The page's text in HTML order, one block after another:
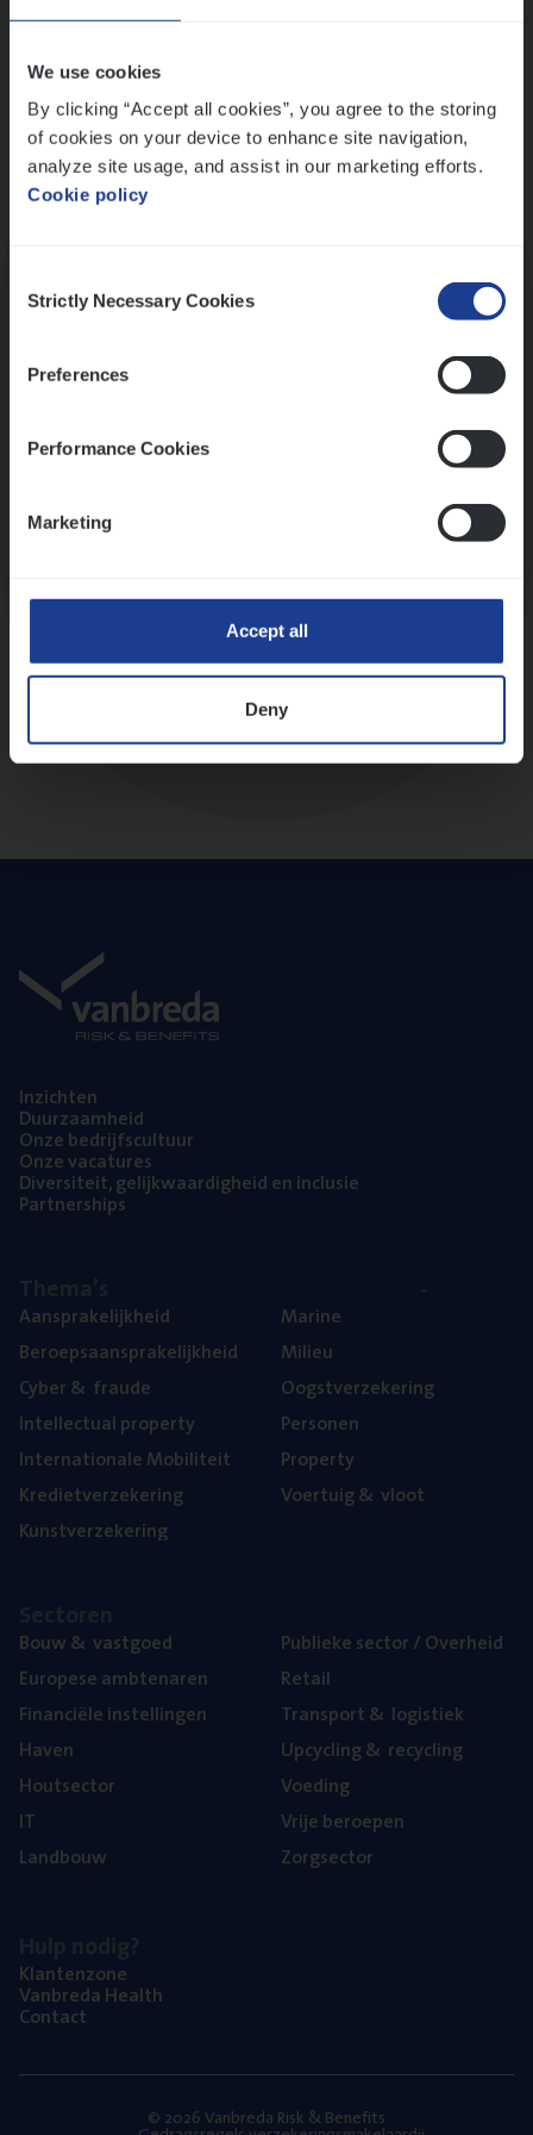
We use cookies
By clicking “Accept all cookies”, you agree to the storing
of cookies on your device to enhance site navigation,
analyze site usage, and assist in our marketing efforts.
Cookie policy
Selection
Strictly Necessary Cookies
Preferences
Performance Cookies
Marketing
Accept all
Deny
Inzich­ten
Duur­zaam­heid
Onze bedrijfs­cul­tuur
Onze vaca­tu­res
Diver­si­teit, gelijk­waar­dig­heid en inclusie
Part­ner­ships
Aan­spra­ke­lijk­heid
Beroeps­aan­spra­ke­lijk­heid
Cyber& fraude
Intel­lec­tu­al property
Inter­na­ti­o­na­le Mobiliteit
Kre­diet­ver­ze­ke­ring
Kunst­ver­ze­ke­ring
Mari­ne
Mili­eu
Oogst­ver­ze­ke­ring
Per­so­nen
Pro­per­ty
Voer­tuig& vloot
Bouw& vastgoed
Euro­pe­se ambtenaren
Finan­ci­ë­le instellingen
Haven
Hout­sec­tor
IT
Land­bouw
Publie­ke sec­tor / Overheid
Retail
Trans­port& logistiek
Upcy­cling& recycling
Voe­ding
Vrije beroe­pen
Zorg­sec­tor
Klan­ten­zo­ne
Van­b­re­da Health
Con­tact
© 2026 Vanbreda Risk & Benefits